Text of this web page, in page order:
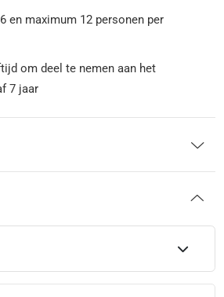
en maximum 12 personen per
om deel te nemen aan het
7 jaar